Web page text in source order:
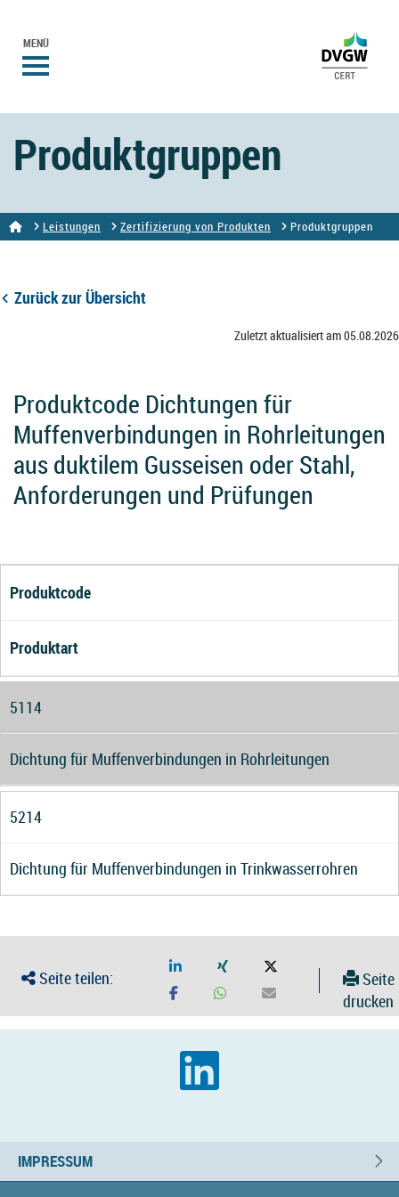
MENÜ
Produktgruppen
Leistungen Zertifizierung von Produkten Produktgruppen
Zurück zur Übersicht
Zuletzt aktualisiert am 05.08.2026
Produktcode Dichtungen für
Muffenverbindungen in Rohrleitungen
aus duktilem Gusseisen oder Stahl,
Anforderungen und Prüfungen
Produktcode
Produktart
5114
Dichtung für Muffenverbindungen in Rohrleitungen
5214
Dichtung für Muffenverbindungen in Trinkwasserrohren
Seite teilen:
Seite
drucken
IMPRESSUM